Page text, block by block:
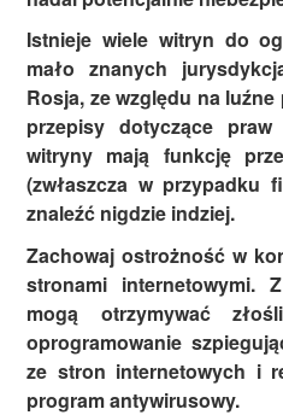
Istnieje wiele witryn do
mało znanych
Rosja, ze względu na
przepisy dotyczące
witryny mają funkcję
(zwłaszcza w przypadku
znaleźć nigdzie indziej.
Zachowaj ostrożność w
stronami internetowymi.
mogą otrzymywać
oprogramowanie
ze stron internetowych i
program antywirusowy.